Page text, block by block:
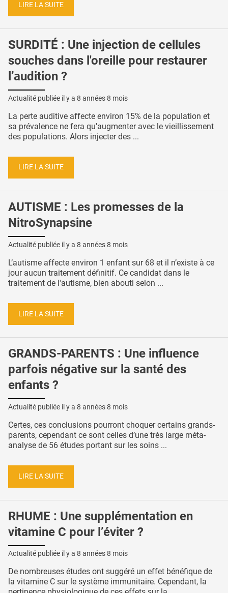
LIRE LA SUITE
SURDITÉ : Une injection de cellules
souches dans l'oreille pour restaurer
l’audition ?
Actualité publiée il y a 8 années 8 mois
La perte auditive affecte environ 15% de la population et
sa prévalence ne fera qu'augmenter avec le vieillissement
des populations. Alors injecter des ...
LIRE LA SUITE
AUTISME : Les promesses de la
NitroSynapsine
Actualité publiée il y a 8 années 8 mois
L’autisme affecte environ 1 enfant sur 68 et il n’existe à ce
jour aucun traitement définitif. Ce candidat dans le
traitement de l'autisme, bien abouti selon ...
LIRE LA SUITE
GRANDS-PARENTS : Une influence
parfois négative sur la santé des
enfants ?
Actualité publiée il y a 8 années 8 mois
Certes, ces conclusions pourront choquer certains grands-
parents, cependant ce sont celles d’une très large méta-
analyse de 56 études portant sur les soins ...
LIRE LA SUITE
RHUME : Une supplémentation en
vitamine C pour l’éviter ?
Actualité publiée il y a 8 années 8 mois
De nombreuses études ont suggéré un effet bénéfique de
la vitamine C sur le système immunitaire. Cependant, la